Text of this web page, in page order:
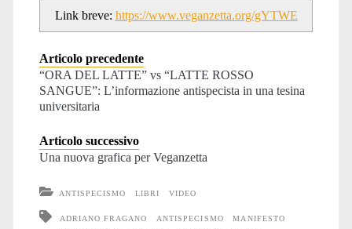
Link breve: https://www.veganzetta.org/gYTWE
Articolo precedente
“ORA DEL LATTE” vs “LATTE ROSSO
SANGUE”: L’informazione antispecista in una tesina
universitaria
Articolo successivo
Una nuova grafica per Veganzetta
ANTISPECISMO LIBRI VIDEO
ADRIANO FRAGANO ANTISPECISMO
MANIFESTO